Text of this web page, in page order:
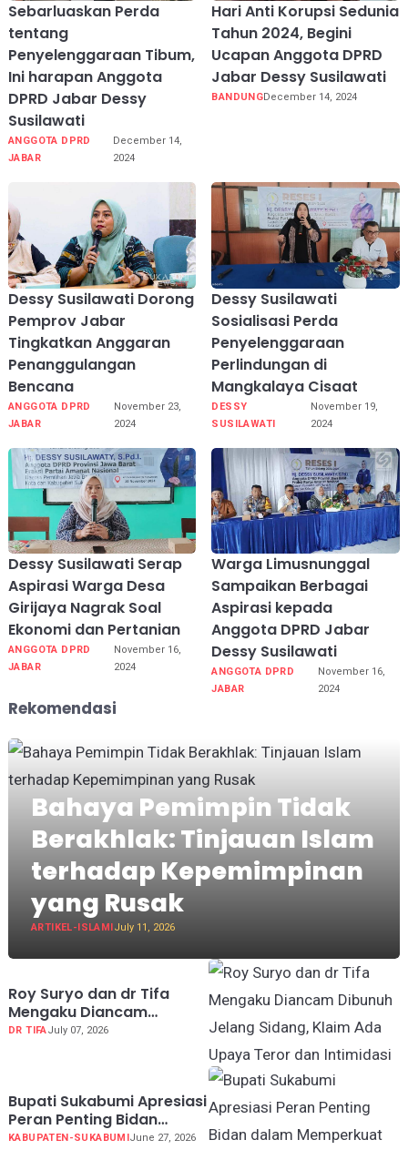
Sebarluaskan Perda
tentang
Penyelenggaraan Tibum,
Ini harapan Anggota
DPRD Jabar Dessy
Susilawati
ANGGOTA DPRD
JABAR
December 14,
2024
Hari Anti Korupsi Sedunia
Tahun 2024, Begini
Ucapan Anggota DPRD
Jabar Dessy Susilawati
BANDUNGDecember 14, 2024
Dessy Susilawati Dorong
Pemprov Jabar
Tingkatkan Anggaran
Penanggulangan
Bencana
ANGGOTA DPRD
JABAR
November 23,
2024
Dessy Susilawati
Sosialisasi Perda
Penyelenggaraan
Perlindungan di
Mangkalaya Cisaat
DESSY
SUSILAWATI
November 19,
2024
Dessy Susilawati Serap
Aspirasi Warga Desa
Girijaya Nagrak Soal
Ekonomi dan Pertanian
ANGGOTA DPRD
JABAR
November 16,
2024
Warga Limusnunggal
Sampaikan Berbagai
Aspirasi kepada
Anggota DPRD Jabar
Dessy Susilawati
ANGGOTA DPRD
JABAR
November 16,
2024
Rekomendasi
Bahaya Pemimpin Tidak
Berakhlak: Tinjauan Islam
terhadap Kepemimpinan
yang Rusak
ARTIKEL-ISLAMIJuly 11, 2026
Roy Suryo dan dr Tifa
Mengaku Diancam
Dibunuh Jelang Sidang,
DR TIFAJuly 07, 2026
Bupati Sukabumi Apresiasi
Peran Penting Bidan
dalam Memperkuat
KABUPATEN-SUKABUMI June 27, 2026